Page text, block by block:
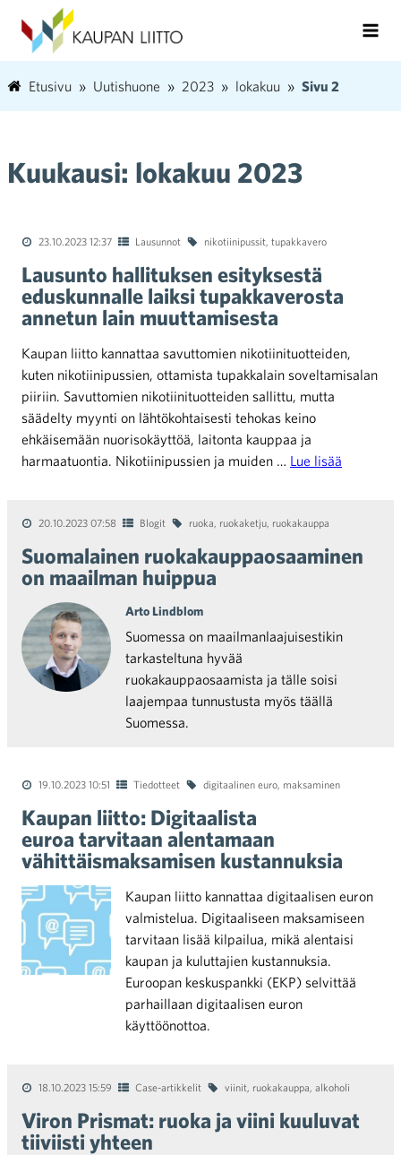
Etusivu Uutishuone 2023 lokakuu Sivu 2
Kuukausi: lokakuu 2023
23.10.2023 12:37 Lausunnot nikotiinipussit, tupakkavero
Lausunto hallituksen esityksestä
eduskunnalle laiksi tupakkaverosta
annetun lain muuttamisesta
Kaupan liitto kannattaa savuttomien nikotiinituotteiden,
kuten nikotiinipussien, ottamista tupakkalain soveltamisalan
piiriin. Savuttomien nikotiinituotteiden sallittu, mutta
säädelty myynti on lähtökohtaisesti tehokas keino
ehkäisemään nuorisokäyttöä, laitonta kauppaa ja
harmaatuontia. Nikotiinipussien ja muiden … Lue lisää
20.10.2023 07:58 Blogit ruoka, ruokaketju, ruokakauppa
Suomalainen ruokakauppaosaaminen
on maailman huippua
Arto Lindblom
Suomessa on maailmanlaajuisestikin
tarkasteltuna hyvää
ruokakauppaosaamista ja tälle soisi
laajempaa tunnustusta myös täällä
Suomessa.
19.10.2023 10:51 Tiedotteet digitaalinen euro, maksaminen
Kaupan liitto: Digitaalista
euroa tarvitaan alentamaan
vähittäismaksamisen kustannuksia
Kaupan liitto kannattaa digitaalisen euron
valmistelua. Digitaaliseen maksamiseen
tarvitaan lisää kilpailua, mikä alentaisi
kaupan ja kuluttajien kustannuksia.
Euroopan keskuspankki (EKP) selvittää
parhaillaan digitaalisen euron
käyttöönottoa.
18.10.2023 15:59 Case-artikkelit viinit, ruokakauppa, alkoholi
Viron Prismat: ruoka ja viini kuuluvat
tiiviisti yhteen